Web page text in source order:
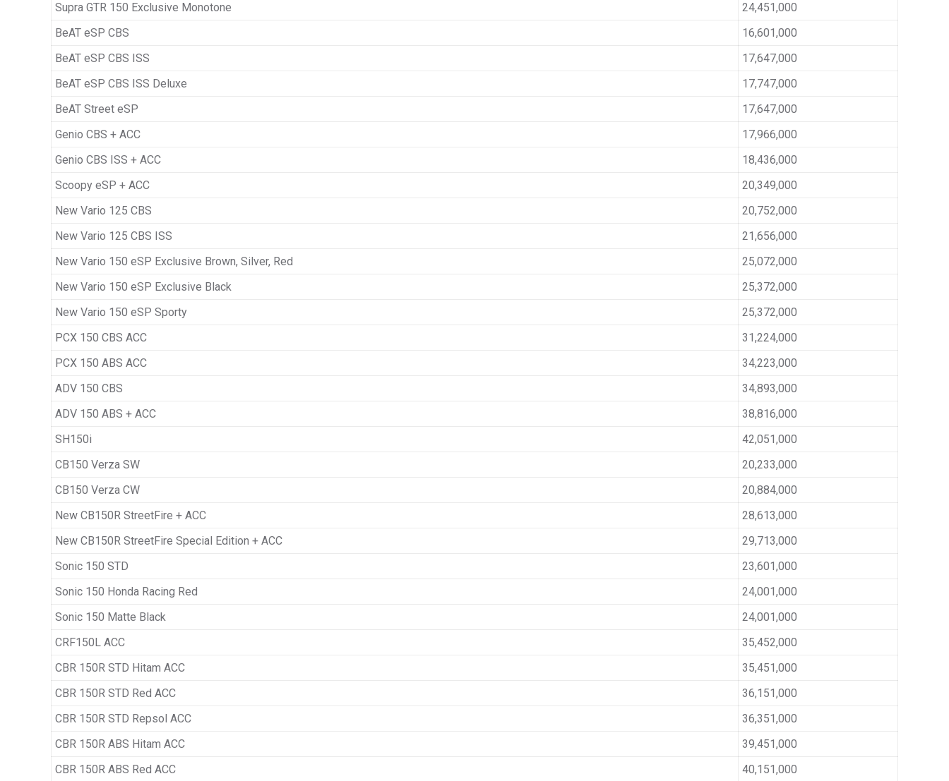
Supra GTR 150 Exclusive Monotone
24,451,000
BeAT eSP CBS
16,601,000
BeAT eSP CBS ISS
17,647,000
BeAT eSP CBS ISS Deluxe
17,747,000
BeAT Street eSP
17,647,000
Genio CBS + ACC
17,966,000
Genio CBS ISS + ACC
18,436,000
Scoopy eSP + ACC
20,349,000
New Vario 125 CBS
20,752,000
New Vario 125 CBS ISS
21,656,000
New Vario 150 eSP Exclusive Brown, Silver, Red
25,072,000
New Vario 150 eSP Exclusive Black
25,372,000
New Vario 150 eSP Sporty
25,372,000
PCX 150 CBS ACC
31,224,000
PCX 150 ABS ACC
34,223,000
ADV 150 CBS
34,893,000
ADV 150 ABS + ACC
38,816,000
SH150i
42,051,000
CB150 Verza SW
20,233,000
CB150 Verza CW
20,884,000
New CB150R StreetFire + ACC
28,613,000
New CB150R StreetFire Special Edition + ACC
29,713,000
Sonic 150 STD
23,601,000
Sonic 150 Honda Racing Red
24,001,000
Sonic 150 Matte Black
24,001,000
CRF150L ACC
35,452,000
CBR 150R STD Hitam ACC
35,451,000
CBR 150R STD Red ACC
36,151,000
CBR 150R STD Repsol ACC
36,351,000
CBR 150R ABS Hitam ACC
39,451,000
CBR 150R ABS Red ACC
40,151,000